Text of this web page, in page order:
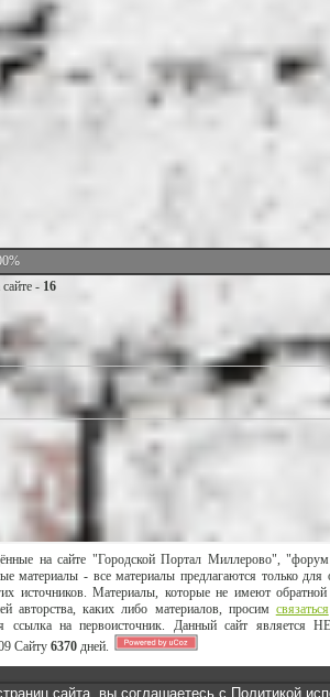
- 16
на сайте "Городской Портал Миллерово",
материалы - все материалы предлагаются только для
источников. Материалы, которые не имеют
авторства, каких либо материалов, просим связаться
ссылка на первоисточник. Данный сайт является
Сайту 6370 дней.
сайта, вы соглашаетесь с Политикой